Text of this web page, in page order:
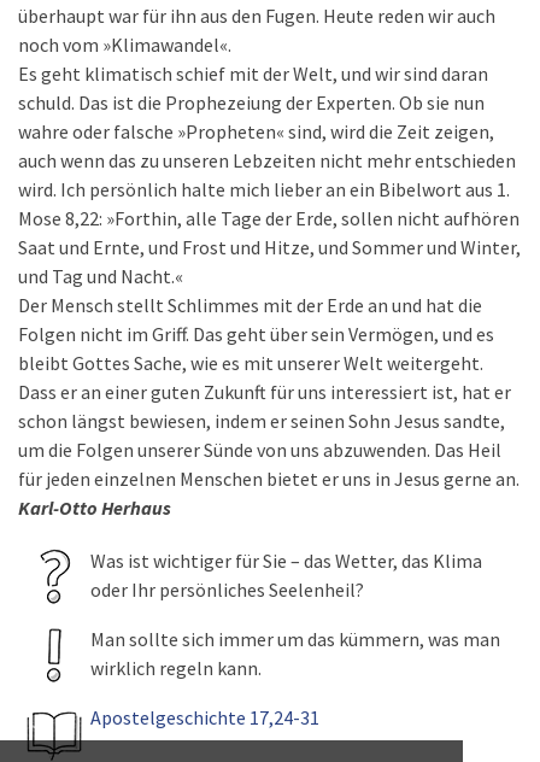
überhaupt war für ihn aus den Fugen. Heute reden wir auch
noch vom »Klimawandel«.
Es geht klimatisch schief mit der Welt, und wir sind daran
schuld. Das ist die Prophezeiung der Experten. Ob sie nun
wahre oder falsche »Propheten« sind, wird die Zeit zeigen,
auch wenn das zu unseren Lebzeiten nicht mehr entschieden
wird. Ich persönlich halte mich lieber an ein Bibelwort aus 1.
Mose 8,22: »Forthin, alle Tage der Erde, sollen nicht aufhören
Saat und Ernte, und Frost und Hitze, und Sommer und Winter,
und Tag und Nacht.«
Der Mensch stellt Schlimmes mit der Erde an und hat die
Folgen nicht im Griff. Das geht über sein Vermögen, und es
bleibt Gottes Sache, wie es mit unserer Welt weitergeht.
Dass er an einer guten Zukunft für uns interessiert ist, hat er
schon längst bewiesen, indem er seinen Sohn Jesus sandte,
um die Folgen unserer Sünde von uns abzuwenden. Das Heil
für jeden einzelnen Menschen bietet er uns in Jesus gerne an.
Karl-Otto Herhaus
Was ist wichtiger für Sie – das Wetter, das Klima
oder Ihr persönliches Seelenheil?
Man sollte sich immer um das kümmern, was man
wirklich regeln kann.
Apostelgeschichte 17,24-31